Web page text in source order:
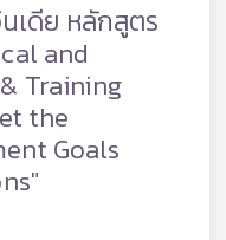
เดีย หลักสูตร
and
Training
the
Goals